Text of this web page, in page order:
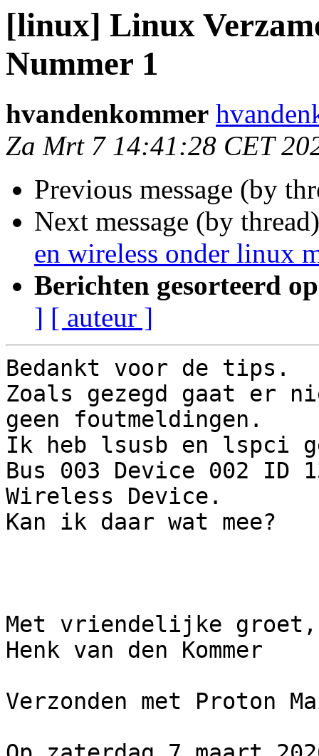
[linux] Linux
Nummer 1
hvandenkommer
Za Mrt 7 14:41:28 CET
Previous message (by
Next message (by
en wireless onder linux
Berichten gesorteerd
] [ auteur ]
Bedankt voor de tips.
Zoals gezegd gaat er
geen foutmeldingen.
Ik heb lsusb en lspci
Bus 003 Device 002 ID
Wireless Device.
Kan ik daar wat mee?
Met vriendelijke groet,
Henk van den Kommer
Verzonden met Proton